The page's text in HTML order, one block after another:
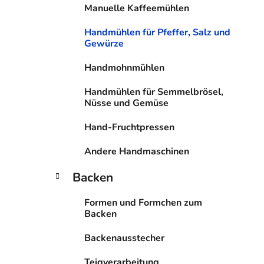
Manuelle Kaffeemühlen
Handmühlen für Pfeffer, Salz und
Gewürze
Handmohnmühlen
Handmühlen für Semmelbrösel,
Nüsse und Gemüse
Hand-Fruchtpressen
Andere Handmaschinen
Backen
Formen und Formchen zum
Backen
Backenausstecher